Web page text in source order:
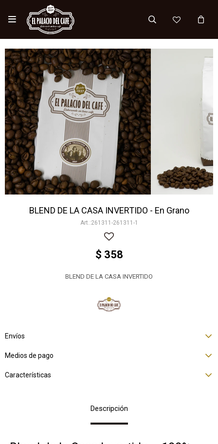

BLEND DE LA CASA INVERTIDO - En Grano
261311-261311-1
$ 358
BLEND DE LA CASA INVERTIDO
Envíos
Medios de pago
Características
Descripción